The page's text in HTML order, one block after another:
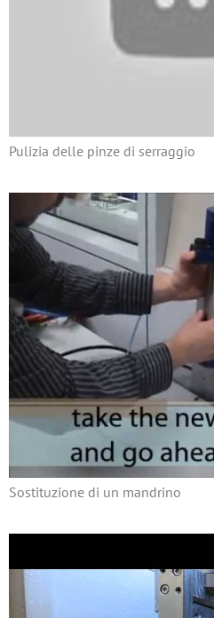
Pulizia delle pinze di serraggio
Sostituzione di un mandrino